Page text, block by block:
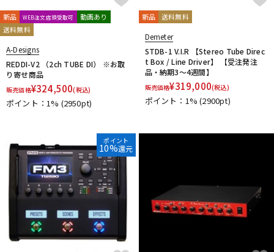
JOYO
K
KarDiaN KEMPER
Kikutani
KitazawaEffector
KLON
KMA Machines
KORG Kz Guitar Works
L' L.R.Baggs Lauren Audio LEHLE
Leqtique
Limetone Audio
Line6
M
MAD PROFESSOR Maestro
Marshall
Masatone MASTERTONE
Mesa Boogie
mid-fi electronics
Mission Engineering
MOD Audio MONO
Montreux
MOOER
Moridaira MORLEY Morningstar FX
Mosrite
MUSIC WORKS
Musicom LAB
Mythos Pedals
新品 WEB注文店頭受取可
動画あり
送料無料
A-Designs
REDDI-V2 （2ch TUBE DI） ※お取
り寄せ商品
販売価格¥324,500(税込)
ポイント：1% (2950pt)
新品 送料無料
Demeter
STDB-1 V.I.R 【Stereo Tube Direc
t Box / Line Driver】 【受注発注
品・納期3～4週間】
販売価格¥319,000(税込)
ポイント：1%(2900pt)
ポイント
10%還元